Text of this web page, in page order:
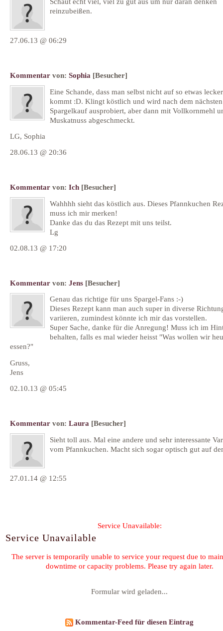
reinzubeißen.
27.06.13 @ 06:29
Kommentar von: Sophia [Besucher]
Eine Schande, dass man selbst nicht auf so etwas
kommt :D. Klingt köstlich und wird nach dem nächsten
Spargelkauf ausprobiert, aber dann mit Vollkornmehl
Muskatnuss abgeschmeckt.
LG, Sophia
28.06.13 @ 20:36
Kommentar von: Ich [Besucher]
Wahhhh sieht das köstlich aus. Dieses Pfannkuchen
muss ich mir merken!
Danke das du das Rezept mit uns teilst.
Lg
02.08.13 @ 17:20
Kommentar von: Jens [Besucher]
Genau das richtige für uns Spargel-Fans :-)
Dieses Rezept kann man auch super in diverse
variieren, zumindest könnte ich mir das vorstellen.
Super Sache, danke für die Anregung! Muss ich im
behalten, falls es mal wieder heisst "Was wollen wir
essen?"
Gruss,
Jens
02.10.13 @ 05:45
Kommentar von: Laura [Besucher]
Sieht toll aus. Mal eine andere und sehr interessante
vom Pfannkuchen. Macht sich sogar optisch gut auf
27.01.14 @ 12:55
Formular wird geladen...
Kommentar-Feed für diesen Eintrag
Family & Friends: